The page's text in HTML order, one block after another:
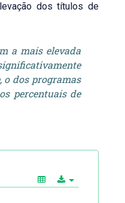
dos títulos de
a mais elevada
o dos programas
percentuais de